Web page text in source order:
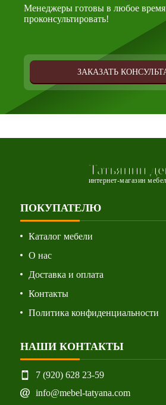
Менеджеры готовы в любое
проконсультировать!
ЗАКАЗАТЬ
Татьянин
интернет-магазин
ПОКУПАТЕЛЮ
Каталог мебели
О нас
Доставка и оплата
Контакты
Политика конфиденциальности
НАШИ КОНТАКТЫ
7 (920) 628 23-59
info@mebel-tatyana.com